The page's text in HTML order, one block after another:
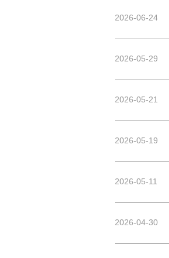
2026-06-24
2026-05-29
2026-05-21
2026-05-19
2026-05-11
2026-04-30